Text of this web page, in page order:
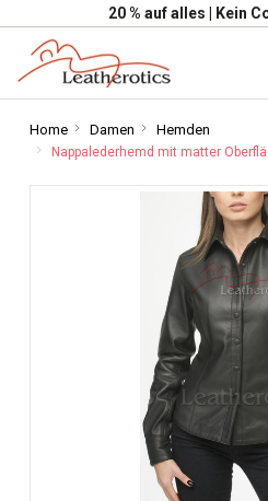
20 % auf alles | Kein
Home Damen Hemden
Nappalederhemd mit matter